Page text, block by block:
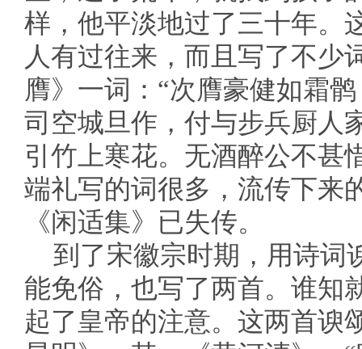
样，他平淡地过了三十年。
人有过往来，而且写了不少
膺》一词：“次膺豪健如霜
司空城旦作，付与步兵厨人
引竹上寒花。无酒醉公不甚
端礼写的词很多，流传下来
《闲适集》已失传。
到了宋徽宗时期，用诗词
能免俗，也写了两首。谁知
起了皇帝的注意。这两首谀